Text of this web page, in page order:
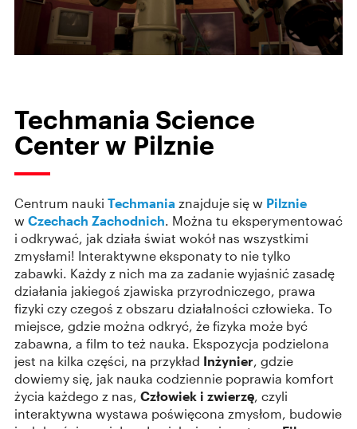
Techmania Science
Center w Pilznie
Centrum nauki Techmania znajduje się w Pilznie
w Czechach Zachodnich. Można tu eksperymentować
i odkrywać, jak działa świat wokół nas wszystkimi
zmysłami! Interaktywne eksponaty to nie tylko
zabawki. Każdy z nich ma za zadanie wyjaśnić zasadę
działania jakiegoś zjawiska przyrodniczego, prawa
fizyki czy czegoś z obszaru działalności człowieka. To
miejsce, gdzie można odkryć, że fizyka może być
zabawna, a film to też nauka. Ekspozycja podzielona
jest na kilka części, na przykład Inżynier, gdzie
dowiemy się, jak nauka codziennie poprawia komfort
życia każdego z nas, Człowiek i zwierzę, czyli
interaktywna wystawa poświęcona zmysłom, budowie